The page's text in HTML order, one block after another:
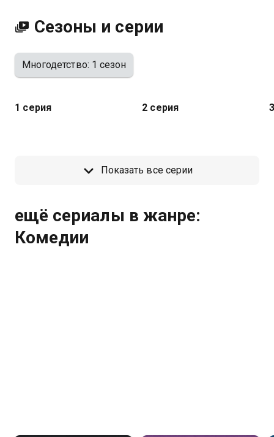
Сезоны и серии
Многодетство: 1 сезон
1 серия 2 серия
Показать все серии
ещё сериалы в жанре:
Комедии